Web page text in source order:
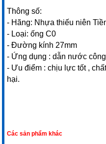
Thông số:
- Hãng: Nhựa thiếu niên
- Loại: ống C0
- Đường kính 27mm
- Ứng dụng : dẫn nước
- Ưu điểm : chịu lực tốt ,
hại.
Các sản phẩm khác